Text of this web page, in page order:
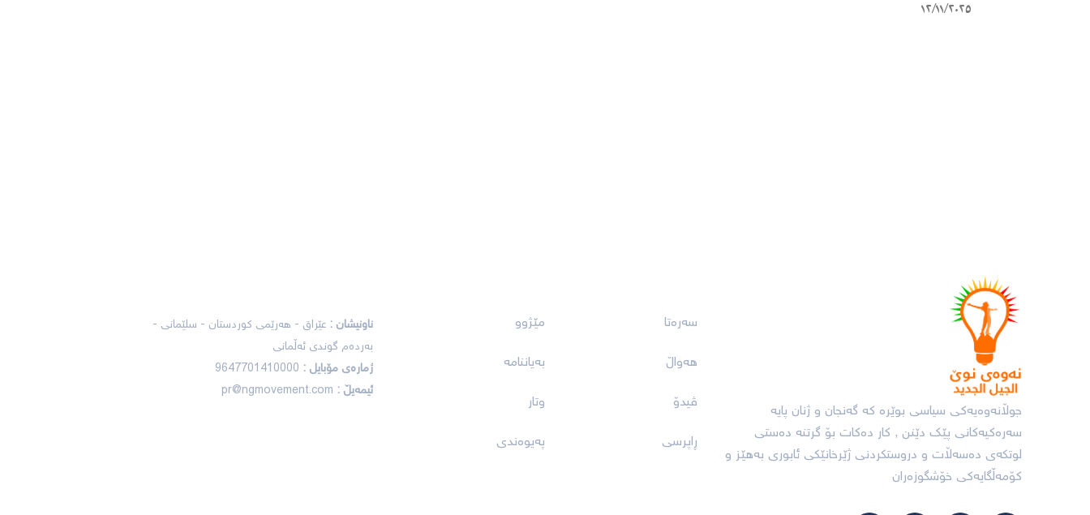
١٢/١١/٢٠٢٥
جوڵانەوەیەکی سیاسی بوێرە کە گەنجان و ژنان پایە
سەرەکیەکانی پێک دێنن , کار دەکات بۆ گرتنە دەستی
لوتکەی دەسەڵات و دروستکردنی ژێرخانێکی ئابورى بەهێز و
کۆمەڵگایەکى خۆشگوزەران
سەرەتا مێژوو
هەواڵ بەیاننامە
ڤیدۆ وتار
ڕاپرسی پەیوەندی
ناونیشان : عێراق - هەرێمی کوردستان - سلێمانی -
بەردەم گوندی ئەڵمانی
ژمارەی مۆبایل :
9647701410000
ئیمەیڵ :
pr@ngmovement.com